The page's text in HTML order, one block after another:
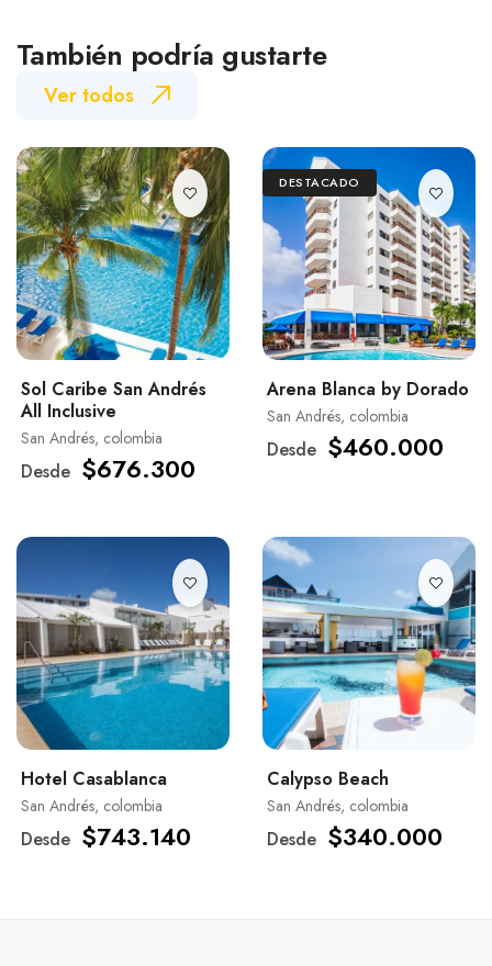
También podría gustarte
Ver todos
Sol Caribe San Andrés
All Inclusive
San Andrés, colombia
Desde $676.300
DESTACADO
Arena Blanca by Dorado
San Andrés, colombia
Desde $460.000
Hotel Casablanca
San Andrés, colombia
Desde $743.140
Calypso Beach
San Andrés, colombia
Desde $340.000